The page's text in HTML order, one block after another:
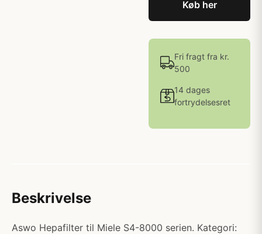
Køb her
Fri fragt fra kr.
500
14 dages
fortrydelsesret
Beskrivelse
Aswo Hepafilter til Miele S4-8000 serien. Kategori: